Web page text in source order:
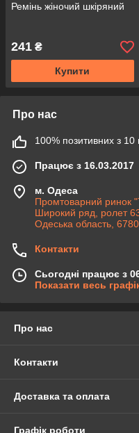
Ремінь жіночий шкіряний
241 ₴
Купити
Про нас
100% позитивних з 10
Працює з 16.03.2017
м. Одеса
Промтоварний ринок
Широкий ряд, ролет
Одеська область,
Контакти
Сьогодні працює з
Показати весь
Про нас
Контакти
Доставка та оплата
Графік роботи